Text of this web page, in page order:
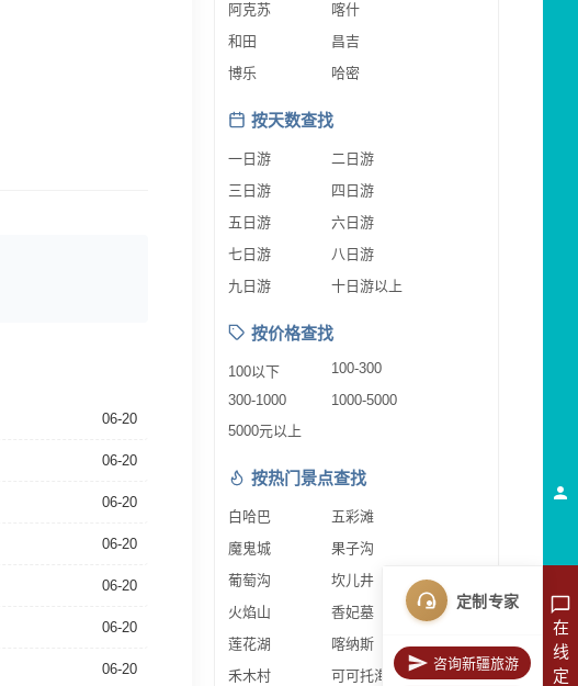
06-20
06-20
06-20
06-20
06-20
06-20
06-20
阿克苏
喀什
和田
昌吉
博乐
哈密
按天数查找
一日游
二日游
三日游
四日游
五日游
六日游
七日游
八日游
九日游
十日游以上
按价格查找
100以下
100-300
300-1000
1000-5000
5000元以上
按热门景点查找
白哈巴
五彩滩
魔鬼城
果子沟
葡萄沟
坎儿井
火焰山
香妃墓
莲花湖
喀纳斯
禾木村
可可托海
在
线
定
定制专家
咨询新疆旅游